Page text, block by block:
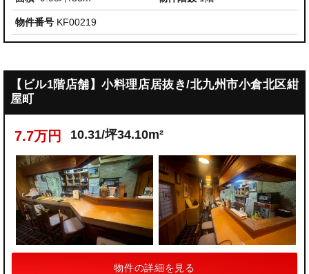
物件番号 KF00219
【ビル1階店舗】小料理店居抜き/北九州市小倉北区紺
屋町
7.7万円 10.31/坪34.10m²
物件の詳細を見る